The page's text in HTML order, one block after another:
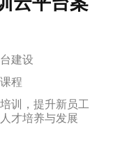
建设
程
训，提升新员工
才培养与发展